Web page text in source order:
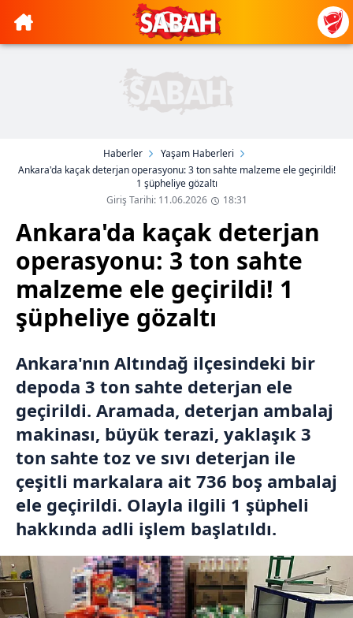
Haberler
Yaşam Haberleri
Ankara'da kaçak deterjan operasyonu: 3 ton sahte malzeme ele geçirildi!
1 şüpheliye gözaltı
Giriş Tarihi: 11.06.2026
18:31
Ankara'da kaçak deterjan
operasyonu: 3 ton sahte
malzeme ele geçirildi! 1
şüpheliye gözaltı
Ankara'nın Altındağ ilçesindeki bir
depoda 3 ton sahte deterjan ele
geçirildi. Aramada, deterjan ambalaj
makinası, büyük terazi, yaklaşık 3
ton sahte toz ve sıvı deterjan ile
çeşitli markalara ait 736 boş ambalaj
ele geçirildi. Olayla ilgili 1 şüpheli
hakkında adli işlem başlatıldı.